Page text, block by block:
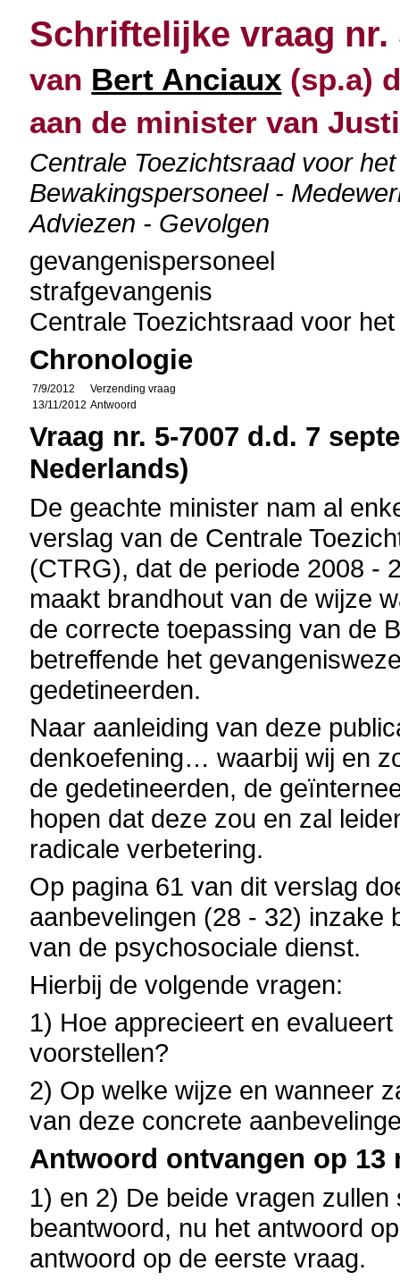
Schriftelijke vraag nr.
van Bert Anciaux (sp.a)
aan de minister van
Centrale Toezichtsraad voor
Bewakingspersoneel -
Adviezen - Gevolgen
gevangenispersoneel
strafgevangenis
Centrale Toezichtsraad voor
Chronologie
7/9/2012
Verzending vraag
13/11/2012 Antwoord
Vraag nr. 5-7007 d.d. 7
Nederlands)
De geachte minister nam al
verslag van de Centrale
(CTRG), dat de periode 2008 -
maakt brandhout van de wijze
de correcte toepassing van de
betreffende het
gedetineerden.
Naar aanleiding van deze
denkoefening… waarbij wij en
de gedetineerden, de
hopen dat deze zou en zal
radicale verbetering.
Op pagina 61 van dit verslag
aanbevelingen (28 - 32) inzake
van de psychosociale dienst.
Hierbij de volgende vragen:
1) Hoe apprecieert en
voorstellen?
2) Op welke wijze en wanneer
van deze concrete
Antwoord ontvangen op 13
1) en 2) De beide vragen
beantwoord, nu het antwoord
antwoord op de eerste vraag.